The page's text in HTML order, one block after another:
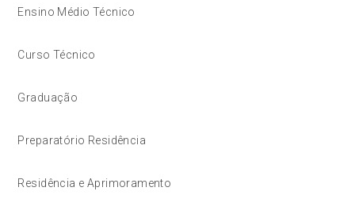
Ensino Médio Técnico
Curso Técnico
Graduação
Preparatório Residência
Residência e Aprimoramento